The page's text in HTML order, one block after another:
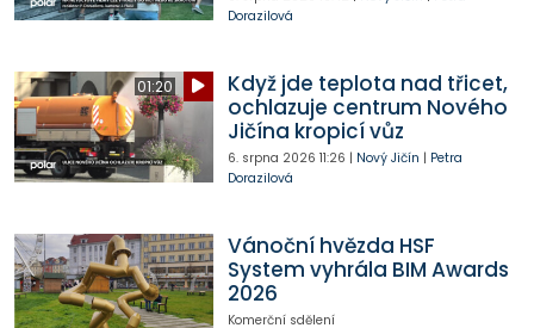
Dorazilová
01:20
Když jde teplota nad třicet,
ochlazuje centrum Nového
Jičína kropicí vůz
6. srpna 2026 11:26 | Nový Jičín | Petra
Dorazilová
Vánoční hvězda HSF
System vyhrála BIM Awards
2026
Komerční sdělení